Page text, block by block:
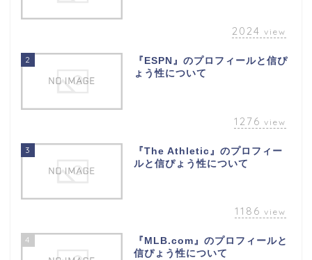
2024 view
2
『ESPN』のプロフィールと信ぴ
ょう性について
1276 view
3
『The Athletic』のプロフィー
ルと信ぴょう性について
1186 view
4
『MLB.com』のプロフィールと
信ぴょう性について